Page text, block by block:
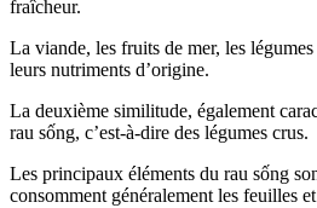
fraîcheur.
La viande, les fruits de mer, les
leurs nutriments d’origine.
La deuxième similitude, également
rau sống, c’est-à-dire des légumes crus.
Les principaux éléments du rau sống
consomment généralement les feuilles